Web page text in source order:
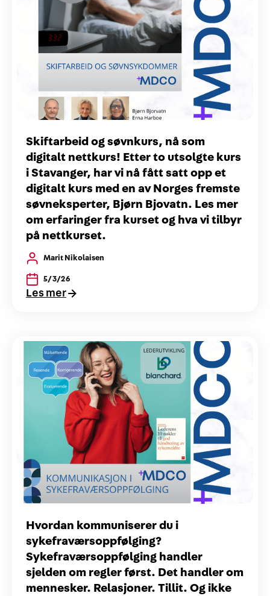
Skiftarbeid og søvnkurs, nå som
digitalt nettkurs! Etter to utsolgte kurs
i Stavanger, har vi nå fått satt opp et
digitalt kurs med en av Norges fremste
søvneksperter, Bjørn Bjovatn. Les mer
om erfaringer fra kurset og hva vi tilbyr
på nettkurset.
Marit Nikolaisen
5/3/26
Les mer
Hvordan kommuniserer du i
sykefraværsoppfølging?
Sykefraværsoppfølging handler
sjelden om regler først. Det handler om
mennesker. Relasjoner. Tillit. Og ikke